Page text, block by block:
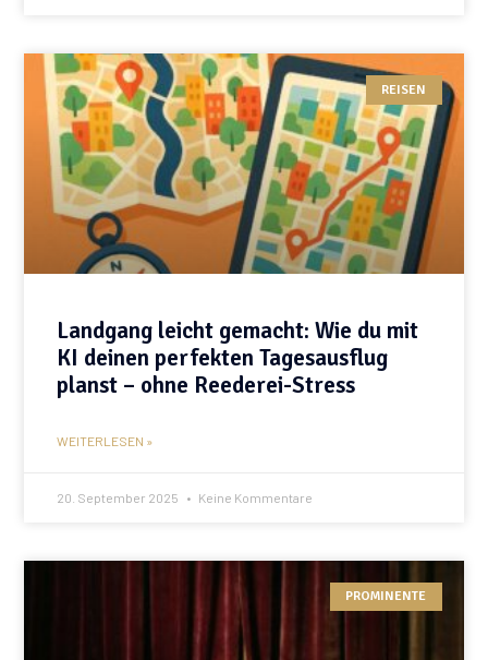
REISEN
Landgang leicht gemacht: Wie du mit
KI deinen perfekten Tagesausflug
planst – ohne Reederei-Stress
WEITERLESEN »
20. September 2025 Keine Kommentare
PROMINENTE